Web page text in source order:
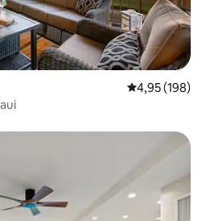
4,95 de uma
4,95 (198)